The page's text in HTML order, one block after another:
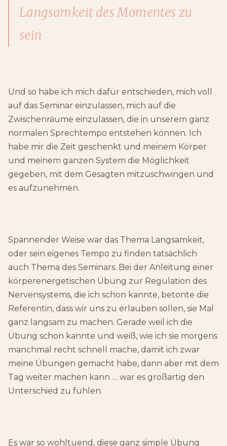
Langsamkeit des Momentes zu
sein
Und so habe ich mich dafür entschieden, mich voll
auf das Seminar einzulassen, mich auf die
Zwischenräume einzulassen, die in unserem ganz
normalen Sprechtempo entstehen können. Ich
habe mir die Zeit geschenkt und meinem Körper
und meinem ganzen System die Möglichkeit
gegeben, mit dem Gesagten mitzuschwingen und
es aufzunehmen.
Spannender Weise war das Thema Langsamkeit,
oder sein eigenes Tempo zu finden tatsächlich
auch Thema des Seminars. Bei der Anleitung einer
körperenergetischen Übung zur Regulation des
Nervensystems, die ich schon kannte, betonte die
Referentin, dass wir uns zu erlauben sollen, sie Mal
ganz langsam zu machen. Gerade weil ich die
Übung schon kannte und weiß, wie ich sie morgens
manchmal recht schnell mache, damit ich zwar
meine Übungen gemacht habe, dann aber mit dem
Tag weiter machen kann … war es großartig den
Unterschied zu fühlen.
Es war so wohltuend, diese ganz simple Übung